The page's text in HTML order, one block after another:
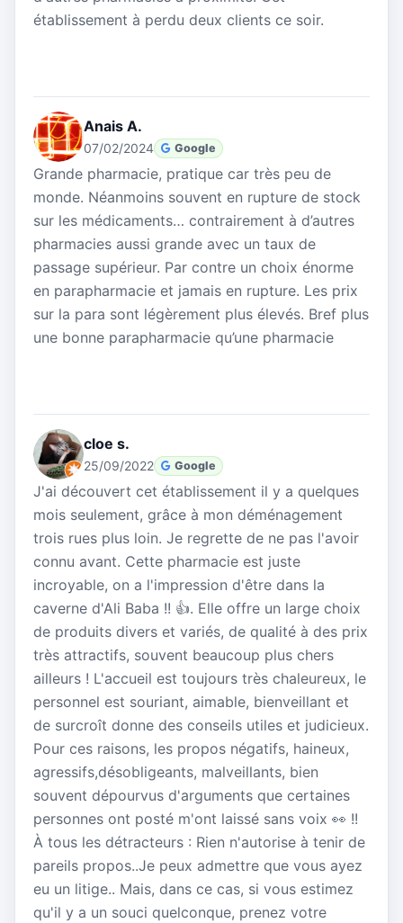
établissement à perdu deux clients ce soir.
Anais A.
07/02/2024 Google
Grande pharmacie, pratique car très peu de
monde. Néanmoins souvent en rupture de stock
sur les médicaments… contrairement à d’autres
pharmacies aussi grande avec un taux de
passage supérieur. Par contre un choix énorme
en parapharmacie et jamais en rupture. Les prix
sur la para sont légèrement plus élevés. Bref plus
une bonne parapharmacie qu’une pharmacie
cloe s.
25/09/2022 Google
J'ai découvert cet établissement il y a quelques
mois seulement, grâce à mon déménagement
trois rues plus loin. Je regrette de ne pas l'avoir
connu avant. Cette pharmacie est juste
incroyable, on a l'impression d'être dans la
caverne d'Ali Baba !! 👍. Elle offre un large choix
de produits divers et variés, de qualité à des prix
très attractifs, souvent beaucoup plus chers
ailleurs ! L'accueil est toujours très chaleureux, le
personnel est souriant, aimable, bienveillant et
de surcroît donne des conseils utiles et judicieux.
Pour ces raisons, les propos négatifs, haineux,
agressifs,désobligeants, malveillants, bien
souvent dépourvus d'arguments que certaines
personnes ont posté m'ont laissé sans voix 👀 !!
À tous les détracteurs : Rien n'autorise à tenir de
pareils propos..Je peux admettre que vous ayez
eu un litige.. Mais, dans ce cas, si vous estimez
qu'il y a un souci quelconque, prenez votre